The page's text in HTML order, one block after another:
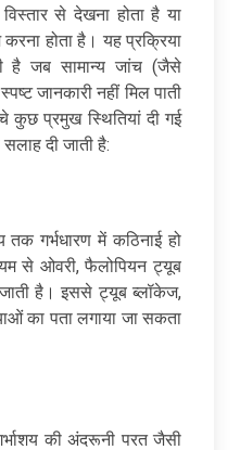
से देखना होता है या
होता है। यह प्रक्रिया
है जब सामान्य जांच (जैसे
जानकारी नहीं मिल पाती
कुछ प्रमुख स्थितियां दी गई
दी जाती है:
गर्भधारण में कठिनाई हो
से ओवरी, फैलोपियन ट्यूब
है। इससे ट्यूब ब्लॉकेज,
का पता लगाया जा सकता
की अंदरूनी परत जैसी